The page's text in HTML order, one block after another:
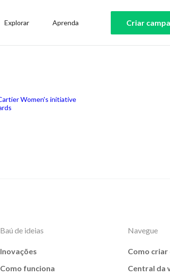
Explorar Aprenda Criar
Baú de ideias
Inovações
Como funciona
Navegue
Como criar
Central da